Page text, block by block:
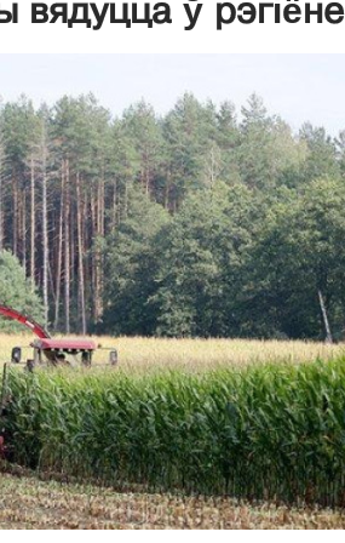
вядуцца ў рэгіёне